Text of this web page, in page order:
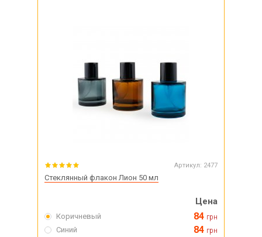
Артикул: 2477
Стеклянный флакон Лион 50 мл
Цена
Коричневый 84 грн
Синий 84 грн